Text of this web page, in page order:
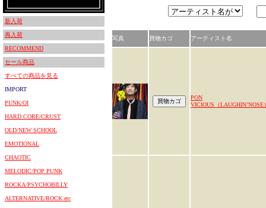
新入荷
再入荷
RECOMMEND
セール商品
すべての商品を見る
IMPORT
PUNK/OI
HARD CORE/CRUST
OLD/NEW SCHOOL
EMOTIONAL
CHAOTIC
MELODIC/POP PUNK
ROCKA/PSYCHOBILLY
ALTERNATIVE/ROCK etc
写真 買物カゴ アーティスト名
PON
VICIOUS（LAUGHIN’NOSE